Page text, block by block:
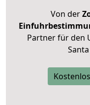
Von der
Partner für den